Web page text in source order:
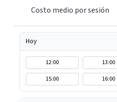
Costo medio por sesión
Hoy
12:00 13:00
15:00
16:00